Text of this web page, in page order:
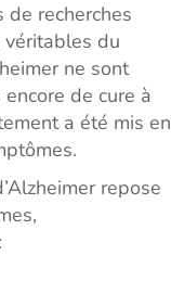
de recherches
véritables du
ne sont
de cure à
a été mis en
repose